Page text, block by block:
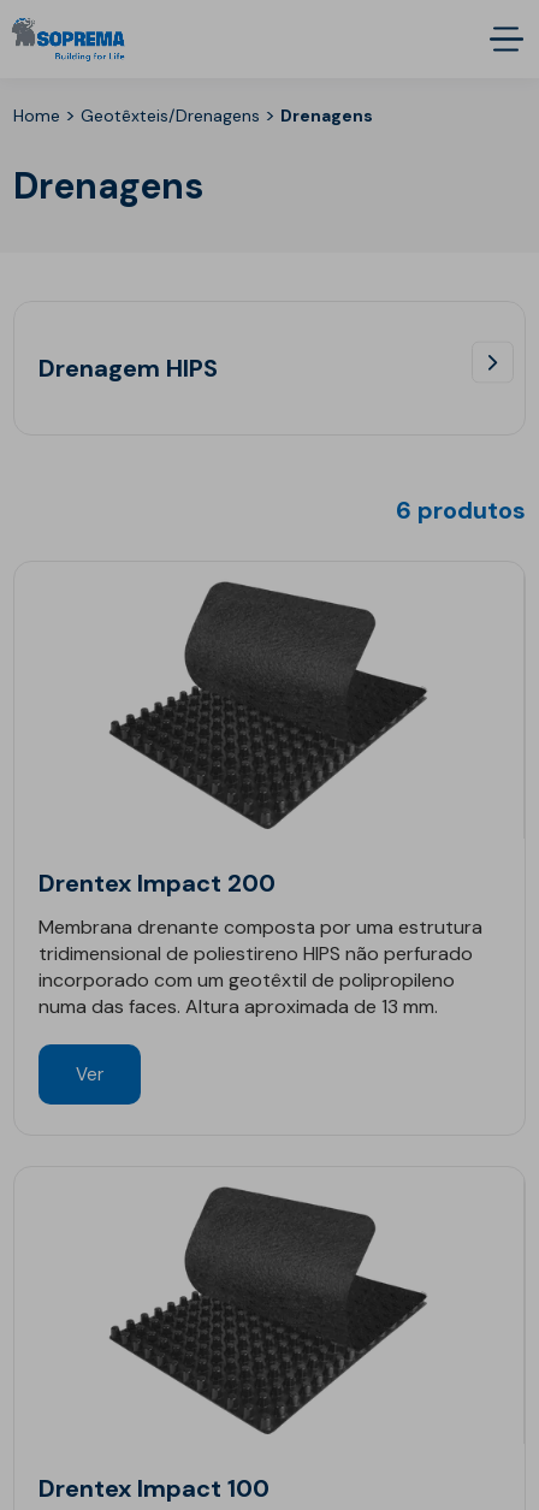
Home >Geotêxteis/Drenagens > Drenagens
Drenagens
Drenagem HIPS
6 produtos
Drentex Impact 200
Membrana drenante composta por uma estrutura
tridimensional de poliestireno HIPS não perfurado
incorporado com um geotêxtil de polipropileno
numa das faces. Altura aproximada de 13 mm.
Ver
Drentex Impact 100